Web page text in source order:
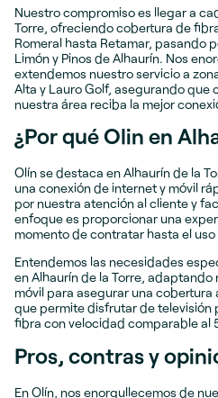
Nuestro compromiso es llegar a
Torre, ofreciendo cobertura de
Romeral hasta Retamar, pasando
Limón y Pinos de Alhaurín. Nos
extendemos nuestro servicio a
Alta y Lauro Golf, asegurando
nuestra área reciba la mejor
¿Por qué Olin en
Olín se destaca en Alhaurín de la
una conexión de internet y móvil
por nuestra atención al cliente y
enfoque es proporcionar una
momento de contratar hasta el
Entendemos las necesidades
en Alhaurín de la Torre,
móvil para asegurar una cobertura
que permite disfrutar de televisión
fibra con velocidad comparable al
Pros, contras y
En Olín, nos enorgullecemos de